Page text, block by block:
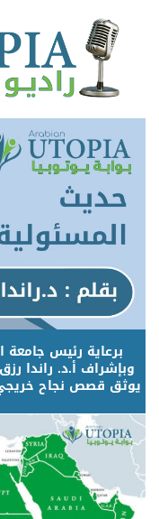
برعاية رئيس جامعة
وبإشراف أ.د. راندا
يوثق قصص نجاح خريجي